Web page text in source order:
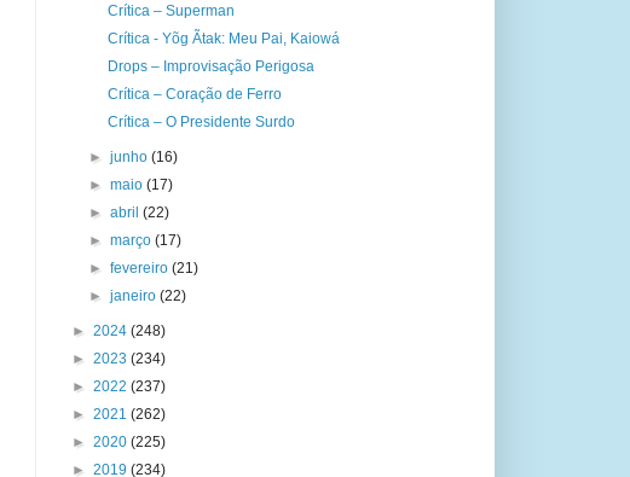
Crítica – Superman
Crítica - Yõg Ãtak: Meu Pai, Kaiowá
Drops – Improvisação Perigosa
Crítica – Coração de Ferro
Crítica – O Presidente Surdo
►junho(16)
►maio(17)
►abril(22)
►março(17)
►fevereiro(21)
►janeiro(22)
► 2024 (248)
► 2023 (234)
► 2022 (237)
► 2021 (262)
► 2020 (225)
► 2019 (234)